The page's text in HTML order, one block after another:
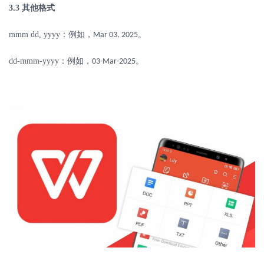
3.3 其他格式
mmm dd, yyyy ：例如， Mar 03, 2025。
dd-mmm-yyyy ：例如， 03-Mar-2025。